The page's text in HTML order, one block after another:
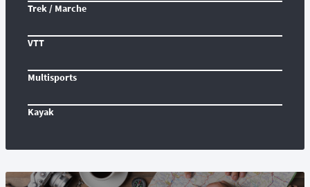
Trek / Marche
VTT
Multisports
Kayak